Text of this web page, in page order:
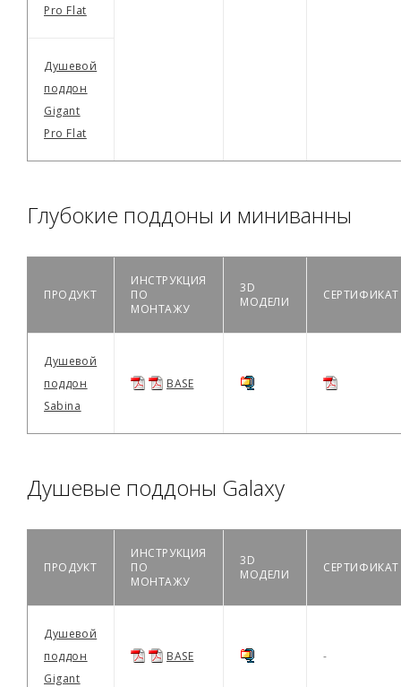
Pro Flat
Душевой
поддон
Gigant
Pro Flat
Глубокие поддоны и миниванны
ПРОДУКТ
ИНСТРУКЦИЯ
ПО
МОНТАЖУ
3D
МОДЕЛИ
СЕРТИФИКАТ
Душевой
поддон
Sabina
BASE
Душевые поддоны Galaxy
ПРОДУКТ
ИНСТРУКЦИЯ
ПО
МОНТАЖУ
3D
МОДЕЛИ
СЕРТИФИКАТ
Душевой
поддон
Gigant
BASE -